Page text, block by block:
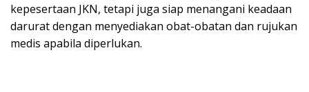
kepesertaan JKN, tetapi juga siap menangani keadaan
darurat dengan menyediakan obat-obatan dan rujukan
medis apabila diperlukan.